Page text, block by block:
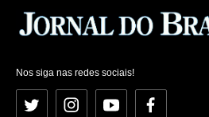
Nos siga nas redes sociais!
Twitter InstagramYouTubeFacebook